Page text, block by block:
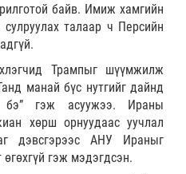
байв. Имиж хамгийн
талаар ч Персийн
Трампыг шүүмжилж
манай бүс нутгийг дайнд
бэ” гэж асуужээ. Ираны
хөрш орнуудаас уучлал
дэвсгэрээс АНУ Ираныг
гэж мэдэгдсэн.